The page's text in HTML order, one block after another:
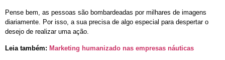
Pense bem, as pessoas são bombardeadas por milhares de imagens
diariamente. Por isso, a sua precisa de algo especial para despertar o
desejo de realizar uma ação.
Leia também: Marketing humanizado nas empresas náuticas